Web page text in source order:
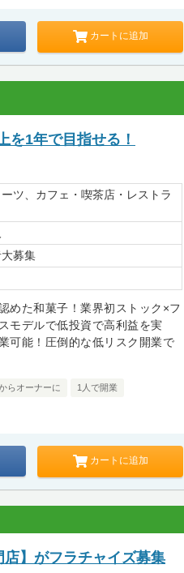
カートに追加
を1年で目指せる！
ツ、カフェ・喫茶店・レストラ
募集
めた和菓子！業界初ストック×フ
モデルで低投資で高利益を実
可能！圧倒的な低リスク開業で
らオーナーに 1人で開業
カートに追加
】がフラチャイズ募集